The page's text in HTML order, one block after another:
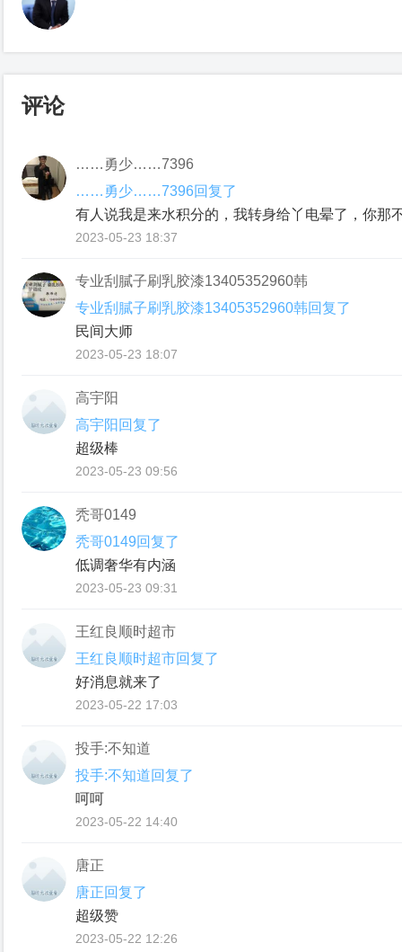
评论
……勇少……7396
……勇少……7396回复了
有人说我是来水积分的，我转身给丫电晕了，你那
2023-05-23 18:37
专业刮膩子刷乳胶漆13405352960韩
专业刮膩子刷乳胶漆13405352960韩回复了
民间大师
2023-05-23 18:07
高宇阳
高宇阳回复了
超级棒
2023-05-23 09:56
秃哥0149
秃哥0149回复了
低调奢华有内涵
2023-05-23 09:31
王红良顺时超市
王红良顺时超市回复了
好消息就来了
2023-05-22 17:03
投手:不知道
投手:不知道回复了
呵呵
2023-05-22 14:40
唐正
唐正回复了
超级赞
2023-05-22 12:26